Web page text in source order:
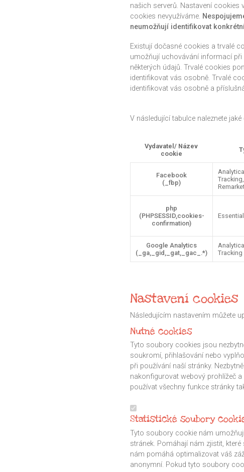
našich serverů. Nastavení cookies
cookies nevyužíváme.
neumožňují identifikovat
Existují dočasné cookies a trvalé
umožňují uchovávání informací
některých údajů. Trvalé cookies
identifikovat vás osobně. Trvalé
identifikovat vás osobně a
V následující tabulce naleznete
Vydavatel/ Název
cookie
Facebook
(_fbp)
Analytical,
Tracking,
php
(PHPSESSID,cookies-
confirmation)
Essential
Google Analytics
(_ga,_gid,_gat,_gac_.*)
Analytical,
Tracking
Nastavení cookies
Následujícím nastavením můžete
Nutné cookies
Tyto soubory cookies jsou
soukromí, přihlašování nebo
při používání naší stránky.
nakonfigurovat webový prohlížeč
používat všechny funkce stránky
Statistické soubory
Tyto soubory cookie nám
stránek. Pomáhají nám zjistit,
nám pomáhá optimalizovat váš
anonymní. Pokud tyto soubory